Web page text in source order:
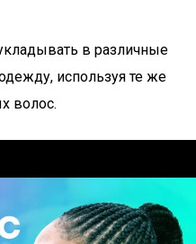
в различные
используя те же
волос.